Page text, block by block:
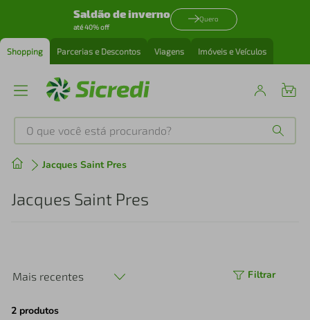
Saldão de inverno
até 40% off
Quero
Shopping Parcerias e Descontos Viagens Imóveis e Veículos
O que você está procurando?
Jacques Saint Pres
Jacques Saint Pres
Mais recentes Filtrar
2 produtos
Produtos mais buscados
tenis
perfume
4º air fryer